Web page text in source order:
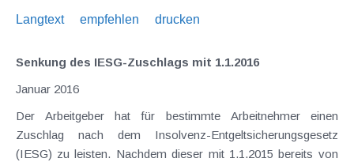
Langtext
empfehlen drucken
Senkung des IESG-Zuschlags mit 1.1.2016
Januar 2016
Der Arbeitgeber hat für bestimmte Arbeitnehmer einen
Zuschlag nach dem Insolvenz-Entgeltsicherungsgesetz
(IESG) zu leisten. Nachdem dieser mit 1.1.2015 bereits von